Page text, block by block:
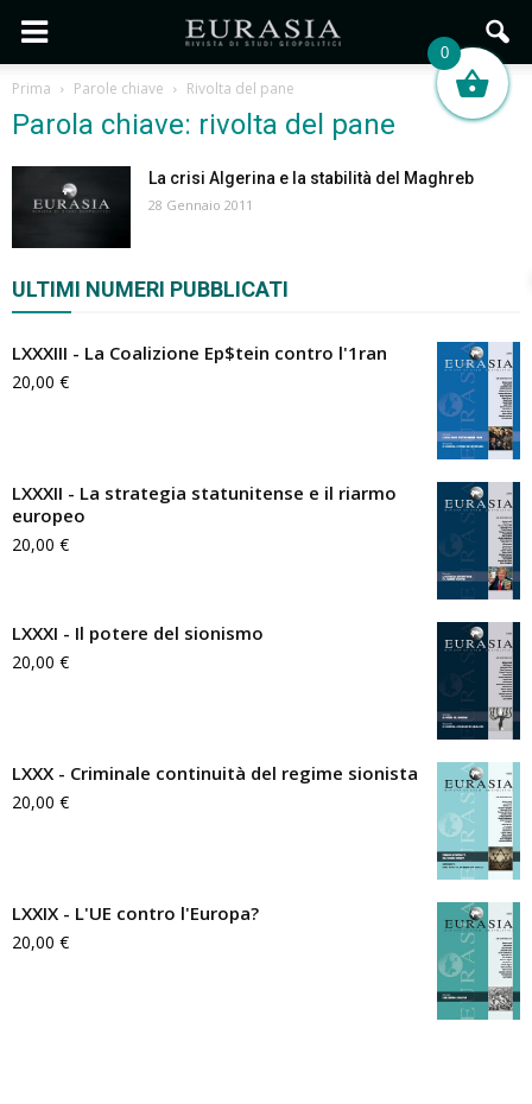
Prima Parole chiave Rivolta del pane
Parola chiave: rivolta del pane
La crisi Algerina e la stabilità del Maghreb
28 Gennaio 2011
ULTIMI NUMERI PUBBLICATI
LXXXIII - La Coalizione Ep$tein contro l'1ran
20,00 €
LXXXII - La strategia statunitense e il riarmo
europeo
20,00 €
LXXXI - Il potere del sionismo
20,00 €
LXXX - Criminale continuità del regime sionista
20,00 €
LXXIX - L'UE contro l'Europa?
20,00 €
0